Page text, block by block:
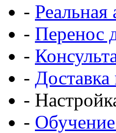
- Реальная
- Перенос
-
- Доставка
-
-